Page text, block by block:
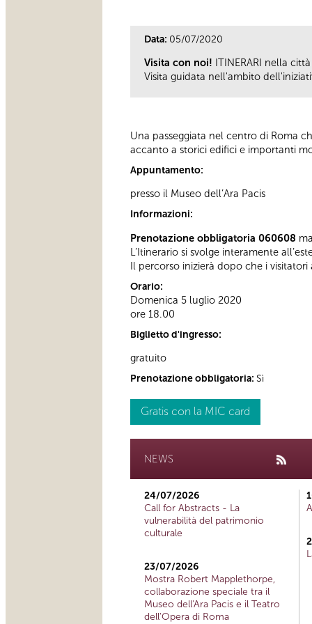
Data: 05/07/2020
Visita con noi! ITINERARI nella
Visita guidata nell'ambito
Una passeggiata nel centro di Roma
accanto a storici edifici e importanti
Appuntamento:
presso il Museo dell’Ara Pacis
Informazioni:
Prenotazione obbligatoria 060608
L’Itinerario si svolge interamente
Il percorso inizierà dopo che i
Orario:
Domenica 5 luglio 2020
ore 18.00
Biglietto d'ingresso:
gratuito
Prenotazione obbligatoria: Sì
Gratis con la MIC card
NEWS
24/07/2026
Call for Abstracts - La
vulnerabilità del patrimonio
culturale
23/07/2026
Mostra Robert Mapplethorpe,
collaborazione speciale tra il
Museo dell'Ara Pacis e il Teatro
dell'Opera di Roma